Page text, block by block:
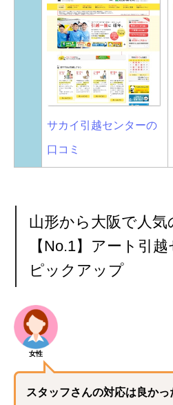
サカイ引越センターの
口コミ
山形から大阪で人気
【No.1】アート引
ピックアップ
女性
スタッフさんの対応は良か